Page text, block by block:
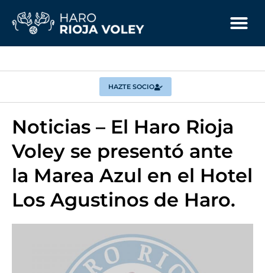
HAZTE SOCIO
Noticias – El Haro Rioja
Voley se presentó ante
la Marea Azul en el Hotel
Los Agustinos de Haro.